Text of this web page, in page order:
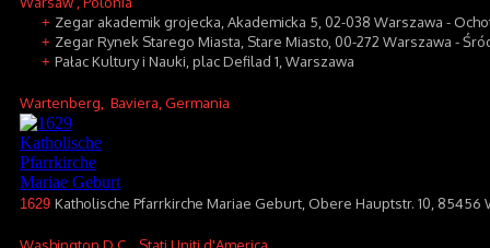
+ Zegar akademik grojecka, Akademicka 5, 02-038 Warszawa -
+ Zegar Rynek Starego Miasta, Stare Miasto, 00-272 Warszawa -
+ Pałac Kultury i Nauki, plac Defilad 1, Warszawa
Wartenberg , Baviera, Germania
1629 Katholische Pfarrkirche Mariae Geburt, Obere Hauptstr. 10, 85456